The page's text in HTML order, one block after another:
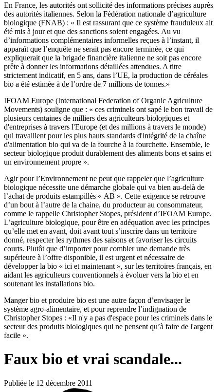
En France, les autorités ont sollicité des informations précises auprès
des autorités italiennes. Selon la Fédération nationale d’agriculture
biologique (FNAB) : « Il est rassurant que ce système frauduleux ait
été mis à jour et que des sanctions soient engagées. Au vu
d’informations complémentaires informelles reçues à l’instant, il
apparaît que l’enquête ne serait pas encore terminée, ce qui
expliquerait que la brigade financière italienne ne soit pas encore
prête à donner les informations détaillées attendues. A titre
strictement indicatif, en 5 ans, dans l’UE, la production de céréales
bio a été estimée à de l’ordre de 7 millions de tonnes.»
IFOAM Europe (International Federation of Organic Agriculture
Movements) souligne que : « ces criminels ont sapé le bon travail de
plusieurs centaines de milliers des agriculteurs biologiques et
d'entreprises à travers l'Europe (et des millions à travers le monde)
qui travaillent pour les plus hauts standards d'intégrité de la chaîne
d'alimentation bio qui va de la fourche à la fourchette. Ensemble, le
secteur biologique produit durablement des aliments bons et sains et
un environnement propre ».
Agir pour l’Environnement ne peut que rappeler que l’agriculture
biologique nécessite une démarche globale qui va bien au-delà de
l’achat de produits estampillés « AB ». Cette exigence se retrouve
d’un bout à l’autre de la chaine, du producteur au consommateur,
comme le rappelle Christopher Stopes, président d’IFOAM Europe.
L’agriculture biologique, pour être en adéquation avec les principes
qu’elle met en avant, doit avant tout s’inscrire dans un territoire
donné, respecter les rythmes des saisons et favoriser les circuits
courts. Plutôt que d’importer pour combler une demande très
supérieure à l’offre disponible, il est urgent et nécessaire de
développer la bio « ici et maintenant », sur les territoires français, en
aidant les agriculteurs conventionnels à évoluer vers la bio et en
soutenant les installations bio.
Manger bio et produire bio est une autre façon d’envisager le
système agro-alimentaire, et pour reprendre l’indignation de
Christopher Stopes : «Il n'y a pas d'espace pour les criminels dans le
secteur des produits biologiques qui ne pensent qu’à faire de l'argent
facile ».
Faux bio et vrai scandale...
Publiée le 12 décembre 2011